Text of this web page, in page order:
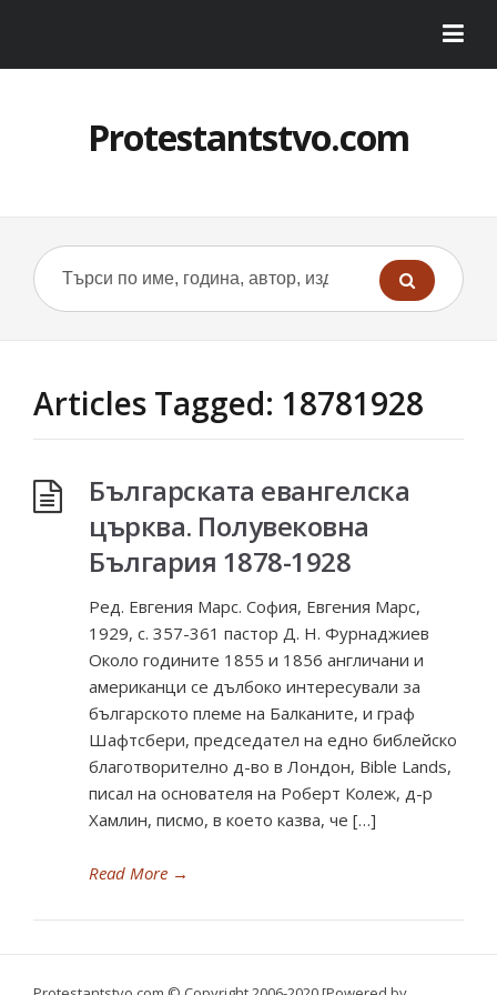
Protestantstvo.com
Articles Tagged: 18781928
Българската евангелска
църква. Полувековна
България 1878-1928
Ред. Евгения Марс. София, Евгения Марс,
1929, с. 357-361 пастор Д. Н. Фурнаджиев
Около годините 1855 и 1856 англичани и
американци се дълбоко интересували за
българското племе на Балканите, и граф
Шафтсбери, председател на едно библейско
благотворително д-во в Лондон, Bible Lands,
писал на основателя на Роберт Колеж, д-р
Хамлин, писмо, в което казва, че […]
Read More →